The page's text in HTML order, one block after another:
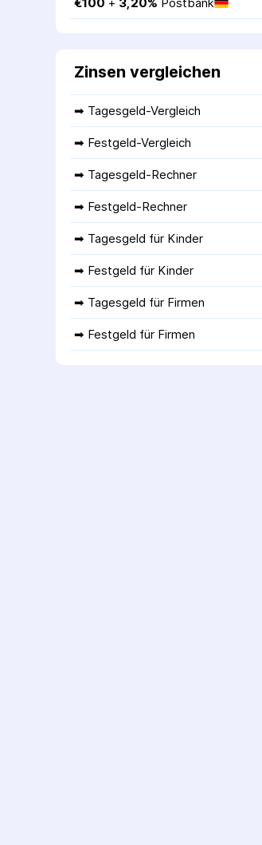
Zinsen vergleichen
➡ Tagesgeld-Vergleich
➡ Festgeld-Vergleich
➡ Tagesgeld-Rechner
➡ Festgeld-Rechner
➡ Tagesgeld für Kinder
➡ Festgeld für Kinder
➡ Tagesgeld für Firmen
➡ Festgeld für Firmen